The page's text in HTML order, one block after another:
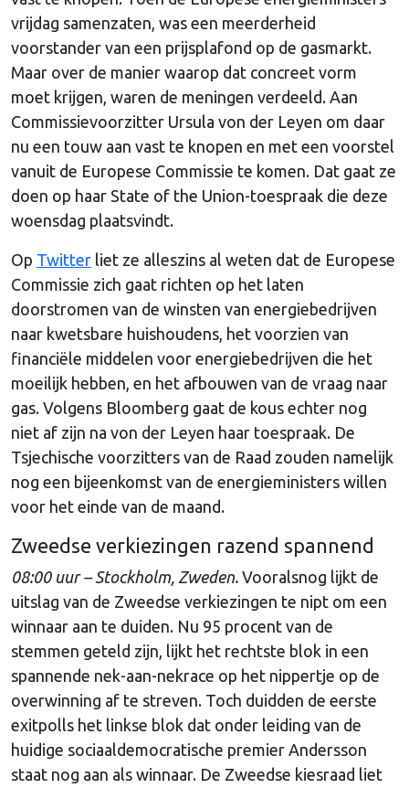
vrijdag samenzaten, was een meerderheid
voorstander van een prijsplafond op de gasmarkt.
Maar over de manier waarop dat concreet vorm
moet krijgen, waren de meningen verdeeld. Aan
Commissievoorzitter Ursula von der Leyen om daar
nu een touw aan vast te knopen en met een voorstel
vanuit de Europese Commissie te komen. Dat gaat ze
doen op haar State of the Union-toespraak die deze
woensdag plaatsvindt.
Op Twitter liet ze alleszins al weten dat de Europese
Commissie zich gaat richten op het laten
doorstromen van de winsten van energiebedrijven
naar kwetsbare huishoudens, het voorzien van
financiële middelen voor energiebedrijven die het
moeilijk hebben, en het afbouwen van de vraag naar
gas. Volgens Bloomberg gaat de kous echter nog
niet af zijn na von der Leyen haar toespraak. De
Tsjechische voorzitters van de Raad zouden namelijk
nog een bijeenkomst van de energieministers willen
voor het einde van de maand.
Zweedse verkiezingen razend spannend
08:00 uur – Stockholm, Zweden. Vooralsnog lijkt de
uitslag van de Zweedse verkiezingen te nipt om een
winnaar aan te duiden. Nu 95 procent van de
stemmen geteld zijn, lijkt het rechtste blok in een
spannende nek-aan-nekrace op het nippertje op de
overwinning af te streven. Toch duidden de eerste
exitpolls het linkse blok dat onder leiding van de
huidige sociaaldemocratische premier Andersson
staat nog aan als winnaar. De Zweedse kiesraad liet